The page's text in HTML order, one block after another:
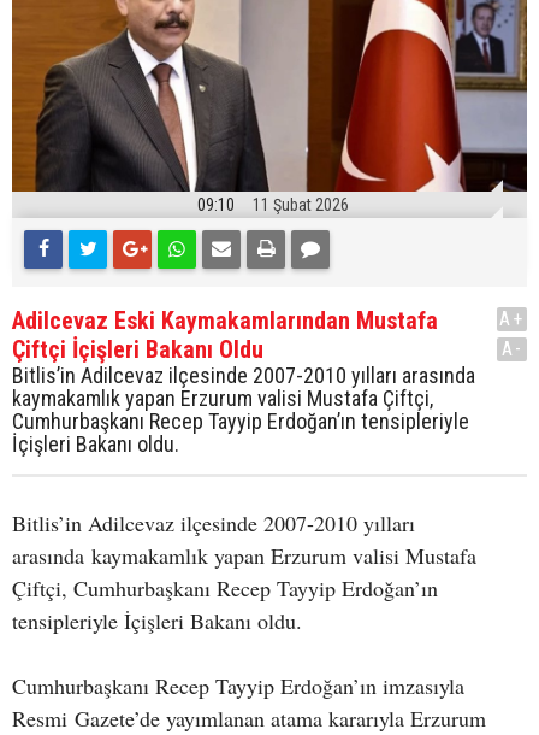
09:10 11 Şubat 2026
Adilcevaz Eski Kaymakamlarından Mustafa
Çiftçi İçişleri Bakanı Oldu
Bitlis’in Adilcevaz ilçesinde 2007-2010 yılları arasında
kaymakamlık yapan Erzurum valisi Mustafa Çiftçi,
Cumhurbaşkanı Recep Tayyip Erdoğan’ın tensipleriyle
İçişleri Bakanı oldu.
A+
A-
Bitlis’in Adilcevaz ilçesinde 2007-2010 yılları
arasında kaymakamlık yapan Erzurum valisi Mustafa
Çiftçi, Cumhurbaşkanı Recep Tayyip Erdoğan’ın
tensipleriyle İçişleri Bakanı oldu.
Cumhurbaşkanı Recep Tayyip Erdoğan’ın imzasıyla
Resmi Gazete’de yayımlanan atama kararıyla Erzurum